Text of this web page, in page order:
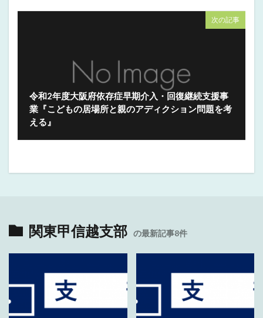
次の記事
令和2年度大阪府依存症早期介入・回復継続支援事
業『こどもの居場所と親のアディクション問題を考
える』
関東甲信越支部 の最新記事8件